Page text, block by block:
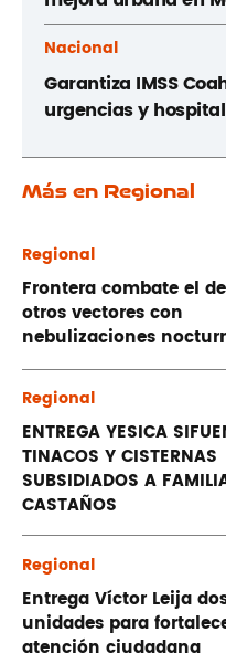
Nacional
Garantiza IMSS
urgencias y
Más en Regional
Regional
Frontera combate el
otros vectores con
nebulizaciones
Regional
ENTREGA YESICA
TINACOS Y CISTERNAS
SUBSIDIADOS A
CASTAÑOS
Regional
Entrega Víctor Leija
unidades para
atención ciudadana